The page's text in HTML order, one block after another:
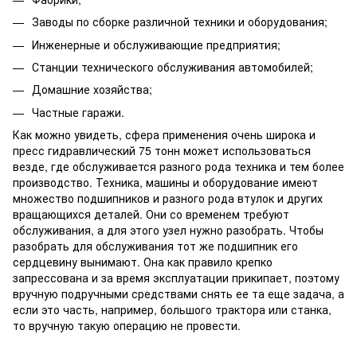
Заводы по сборке различной техники и оборудования;
Инженерные и обслуживающие предприятия;
Станции технического обслуживания автомобилей;
Домашние хозяйства;
Частные гаражи.
Как можно увидеть, сфера применения очень широка и
пресс гидравлический 75 тонн может использоваться
везде, где обслуживается разного рода техника и тем более
производство. Техника, машины и оборудование имеют
множество подшипников и разного рода втулок и других
вращающихся деталей. Они со временем требуют
обслуживания, а для этого узел нужно разобрать. Чтобы
разобрать для обслуживания тот же подшипник его
сердцевину вынимают. Она как правило крепко
запрессована и за время эксплуатации прикипает, поэтому
вручную подручными средствами снять ее та еще задача, а
если это часть, например, большого трактора или станка,
то вручную такую операцию не провести.